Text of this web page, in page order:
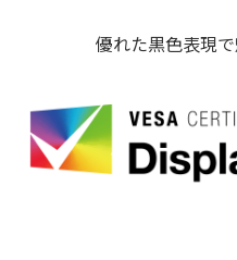
優れた黒色表現